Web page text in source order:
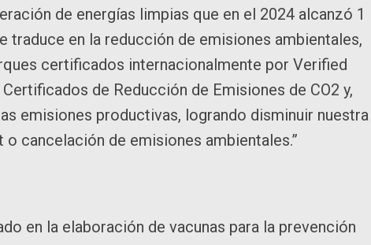
de energías limpias que en el 2024 alcanzó 1
traduce en la reducción de emisiones ambientales,
certificados internacionalmente por Verified
de Reducción de Emisiones de CO2 y,
emisiones productivas, logrando disminuir nuestra
cancelación de emisiones ambientales.”
en la elaboración de vacunas para la prevención